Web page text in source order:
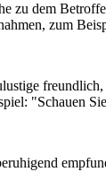
zu dem
zum
"Schauen